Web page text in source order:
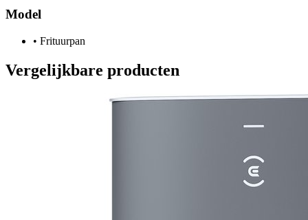
Model
• Frituurpan
Vergelijkbare producten